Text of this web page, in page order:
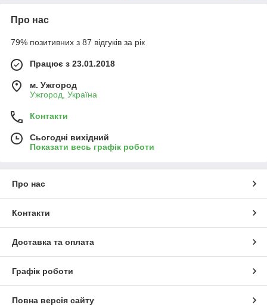
Про нас
79% позитивних з 87 відгуків за рік
Працює з 23.01.2018
м. Ужгород
Ужгород, Україна
Контакти
Сьогодні вихідний
Показати весь графік роботи
Про нас
Контакти
Доставка та оплата
Графік роботи
Повна версія сайту